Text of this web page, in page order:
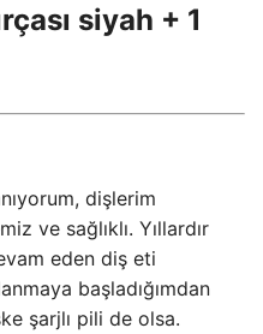
siyah + 1
dişlerim
ve sağlıklı. Yıllardır
eden diş eti
başladığımdan
şarjlı pili de olsa.